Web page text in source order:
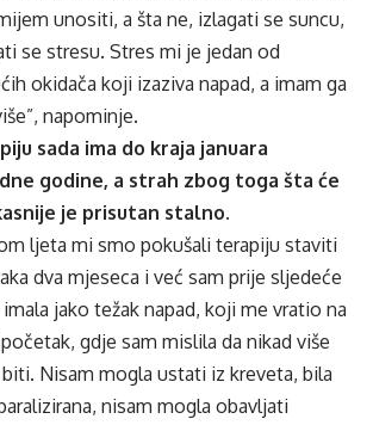
unositi, a šta ne, izlagati se suncu,
se stresu. Stres mi je jedan od
okidača koji izaziva napad, a imam ga
napominje.
sada ima do kraja januara
godine, a strah zbog toga šta će
je prisutan stalno.
ljeta mi smo pokušali terapiju staviti
dva mjeseca i već sam prije sljedeće
jako težak napad, koji me vratio na
početak, gdje sam mislila da nikad više
Nisam mogla ustati iz kreveta, bila
nisam mogla obavljati